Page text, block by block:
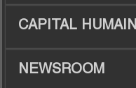
CAPITAL HUMAIN
NEWSROOM